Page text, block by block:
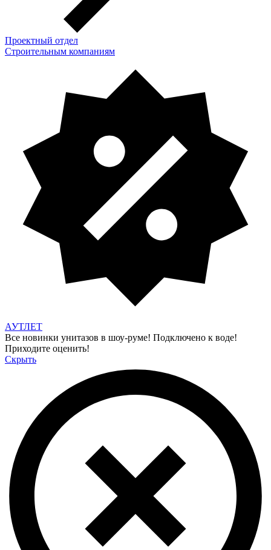
Проектный отдел
Строительным компаниям
АУТЛЕТ
Все новинки унитазов в шоу-руме! Подключено к воде!
Приходите оценить!
Скрыть